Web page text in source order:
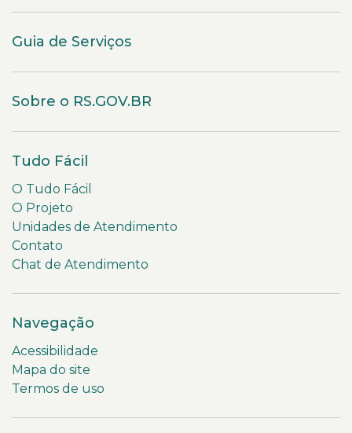
Guia de Serviços
Sobre o RS.GOV.BR
Tudo Fácil
O Tudo Fácil
O Projeto
Unidades de Atendimento
Contato
Chat de Atendimento
Navegação
Acessibilidade
Mapa do site
Termos de uso